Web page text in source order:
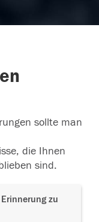
sollte man
die Ihnen
sind.
zu